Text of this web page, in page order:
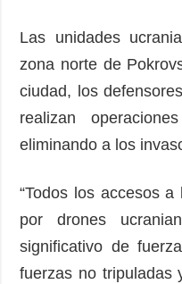
Las unidades
zona norte de
ciudad, los
realizan
eliminando a los
“Todos los accesos
por drones
significativo de
fuerzas no tripuladas